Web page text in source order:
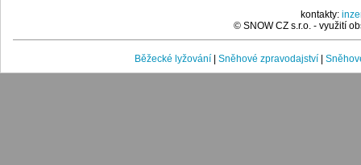
kontakty:
© SNOW CZ s.r.o. - využití
Běžecké lyžování Sněhové zpravodajství